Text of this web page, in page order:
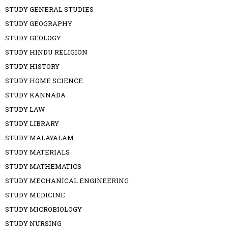
STUDY GENERAL STUDIES
STUDY GEOGRAPHY
STUDY GEOLOGY
STUDY HINDU RELIGION
STUDY HISTORY
STUDY HOME SCIENCE
STUDY KANNADA
STUDY LAW
STUDY LIBRARY
STUDY MALAYALAM
STUDY MATERIALS
STUDY MATHEMATICS
STUDY MECHANICAL ENGINEERING
STUDY MEDICINE
STUDY MICROBIOLOGY
STUDY NURSING